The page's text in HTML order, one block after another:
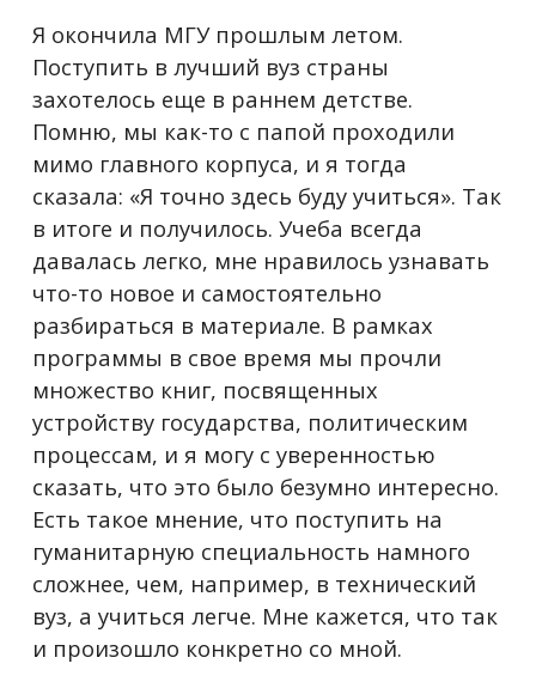
Я окончила МГУ прошлым летом.
Поступить в лучший вуз страны
захотелось еще в раннем детстве.
Помню, мы как-то с папой проходили
мимо главного корпуса, и я тогда
сказала: «Я точно здесь буду учиться». Так
в итоге и получилось. Учеба всегда
давалась легко, мне нравилось узнавать
что-то новое и самостоятельно
разбираться в материале. В рамках
программы в свое время мы прочли
множество книг, посвященных
устройству государства, политическим
процессам, и я могу с уверенностью
сказать, что это было безумно интересно.
Есть такое мнение, что поступить на
гуманитарную специальность намного
сложнее, чем, например, в технический
вуз, а учиться легче. Мне кажется, что так
и произошло конкретно со мной.